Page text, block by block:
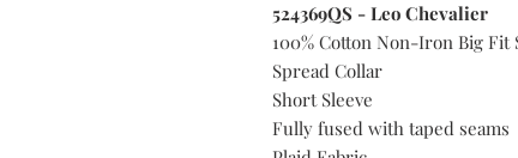
524369QS - Leo Chevalier
100% Cotton Non-Iron Big Fit
Spread Collar
Short Sleeve
Fully fused with taped seams